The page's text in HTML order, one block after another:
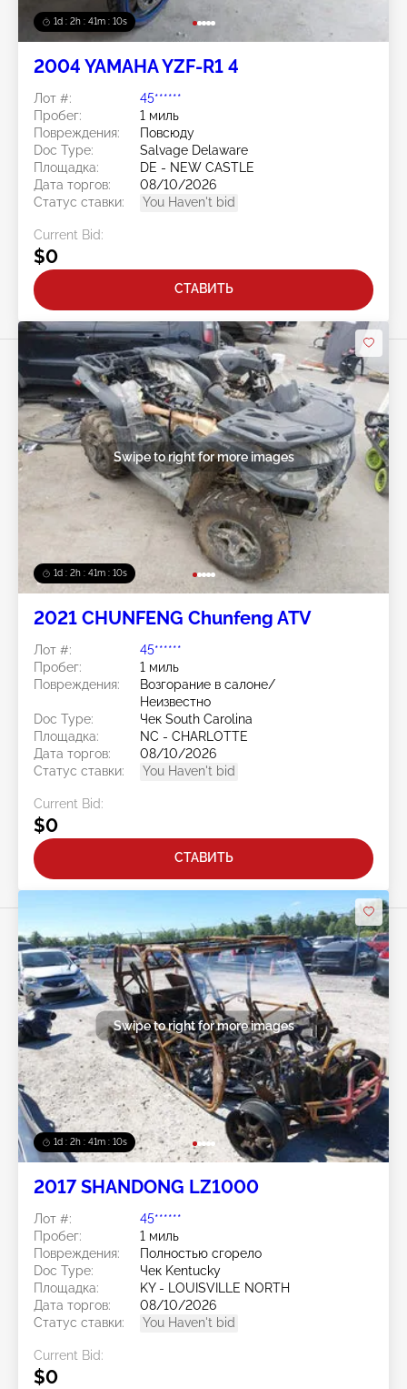
1d : 2h : 41m : 08s
2004 YAMAHA YZF-R1 4
Лот #:
45******
Пробег:
1 миль
Повреждения:
Повсюду
Doc Type:
Salvage Delaware
Площадка:
DE - NEW CASTLE
Дата торгов:
08/10/2026
Статус ставки:
You Haven't bid
Current Bid:
$0
СТАВИТЬ
1d : 2h : 41m : 08s
Swipe to right for more images
2021 CHUNFENG Chunfeng ATV
Лот #:
45******
Пробег:
1 миль
Повреждения:
Возгорание в салоне/
Неизвестно
Doc Type:
Чек South Carolina
Площадка:
NC - CHARLOTTE
Дата торгов:
08/10/2026
Статус ставки:
You Haven't bid
Current Bid:
$0
СТАВИТЬ
1d : 2h : 41m : 08s
Swipe to right for more images
2017 SHANDONG LZ1000
Лот #:
45******
Пробег:
1 миль
Повреждения:
Полностью сгорело
Doc Type:
Чек Kentucky
Площадка:
KY - LOUISVILLE NORTH
Дата торгов:
08/10/2026
Статус ставки:
You Haven't bid
Current Bid:
$0